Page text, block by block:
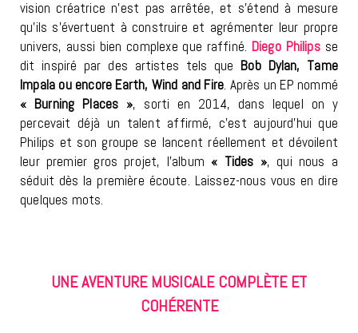
vision créatrice n’est pas arrêtée, et s’étend à mesure
qu’ils s’évertuent à construire et agrémenter leur propre
univers, aussi bien complexe que raffiné. Diego Philipsse
dit inspiré par des artistes tels queBob Dylan, Tame
Impala ou encore Earth, Wind and Fire. Après un EP nommé
« Burning Places », sorti en 2014, dans lequel on y
percevait déjà un talent affirmé, c’est aujourd’hui que
Philips et son groupe se lancent réellement et dévoilent
leur premier gros projet, l’album « Tides », qui nous a
séduit dès la première écoute. Laissez-nous vous en dire
quelques mots.
UNE AVENTURE MUSICALE COMPLÈTE ET
COHÉRENTE